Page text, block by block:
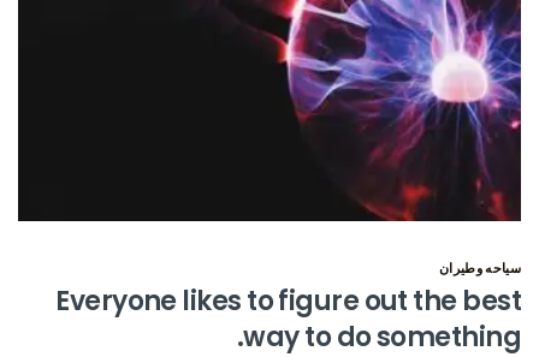
سياحه وطيران
Everyone likes to figure out the best
way to do something.